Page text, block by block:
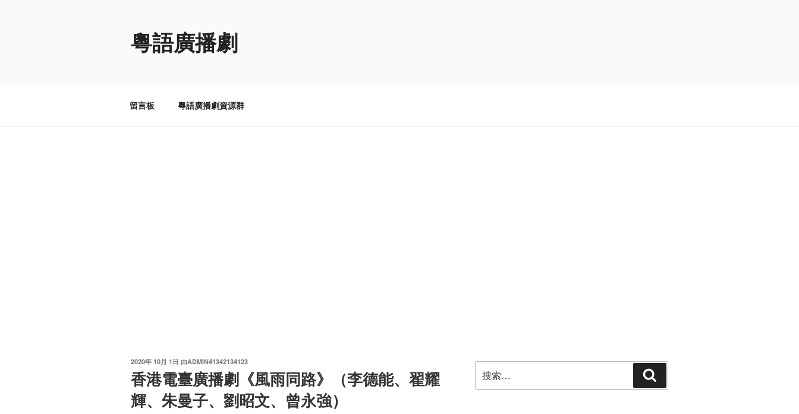
粵語廣播劇
留言板 粵語廣播劇資源群
发
布
于
2020年 10月 1日 由ADMIN41342134123
香港電臺廣播劇《風雨同路》（李德能、翟耀
輝、朱曼子、劉昭文、曾永強）
索：
索